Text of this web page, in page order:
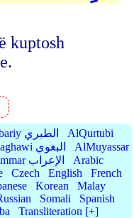
kuptosh
AtTabariy الطبري
AlQurtubi
AlBaghawi البغوي
AlMuyassar
Grammar الإعراب
Arabic
Czech English
French
Korean
Malay
Somali
Spanish
Transliteration [+]